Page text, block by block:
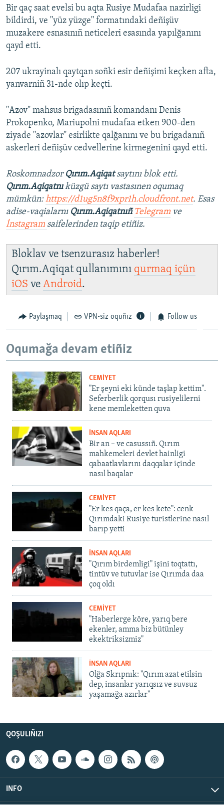
Bir qaç saat evelsi bu aqta Rusiye Mudafaa nazirligi
bildirdi, ve ''yüz yüzge'' formatındaki deñişüv
muzakere esnasınıñ neticeleri esasında yapılğanını
qayd etti.
207 ukrayinalı qaytqan soñki esir deñişimi keçken afta,
yanvarniñ 31-nde olıp keçti.
''Azov'' mahsus brigadasınıñ komandanı Denis
Prokopenko, Mariupolni mudafaa etken 900-den
ziyade ''azovlar'' esirlikte qalğanını ve bu brigadanıñ
askerleri deñişüv cedvellerine kirmegenini qayd etti.
Roskomnadzor Qırım.Aqiqatsaytını blok etti.
Qırım.Aqiqatnıküzgü saytı vastasınen oqumaq
mümkün:https://d1ug5n8f9xpr1h.cloudfront.net. Esas
adise-vaqialarnı Qırım.AqiqatnıñTelegram ve
İnstagram saifelerinden taqip etiñiz.
Bloklav ve tsenzurasız haberler!
Qırım.Aqiqat qullanımını qurmaq içün
iOS ve Android.
Paylaşmaq VPN-siz oquñız Follow us
Oqumağa devam etiñiz
CEMİYET
"Er şeyni eki künde taşlap kettim".
Seferberlik qorqusı rusiyelilerni
kene memleketten quva
İNSAN AQLARI
Bir an – ve casussıñ. Qırım
mahkemeleri devlet hainligi
qabaatlavlarını daqqalar içinde
nasıl baqalar
CEMİYET
"Er kes qaça, er kes kete": cenk
Qırımdaki Rusiye turistlerine nasıl
barıp yetti
İNSAN AQLARI
"Qırım birdemligi" işini toqtattı,
tintüv ve tutuvlar ise Qırımda daa
çoq oldı
CEMİYET
"Haberlerge köre, yarıq bere
ekenler, amma biz bütünley
ekektriksizmiz"
İNSAN AQLARI
Olğa Skrıpnık: "Qırım azat etilsin
dep, insanlar yarıqsız ve suvsuz
yaşamağa azırlar"
QOŞULIÑIZ!
INFO